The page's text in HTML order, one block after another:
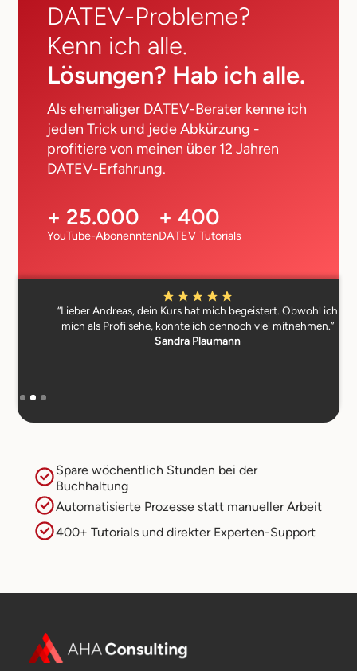
DATEV-Probleme?
Kenn ich alle.
Lösungen? Hab ich alle.
Als ehemaliger DATEV-Berater kenne ich
jeden Trick und jede Abkürzung -
profitiere von meinen über 12 Jahren
DATEV-Erfahrung.
+ 25.000
YouTube-Abonennten
+ 400
DATEV Tutorials
“Lieber Andreas, dein Kurs hat mich begeistert. Obwohl ich
mich als Profi sehe, konnte ich dennoch viel mitnehmen.”
Sandra Plaumann
Slide 2 of 3.
Spare wöchentlich Stunden bei der
Buchhaltung
Automatisierte Prozesse statt manueller Arbeit
400+ Tutorials und direkter Experten-Support